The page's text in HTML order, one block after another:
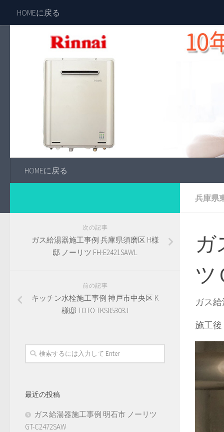
HOMEに戻る
HOMEに戻る
兵庫県
ガ
ツ
ガス給
施工後
次の記事
ガス給湯器施工事例 兵庫県須磨区 H様
邸 ノーリツ FH-E2421SAWL
前の記事
キッチン水栓施工事例 神戸市中央区 K
様邸 TOTO TKS05303J
最近の投稿
ガス給湯器施工事例 明石市 ノーリツ
GT-C2472SAW